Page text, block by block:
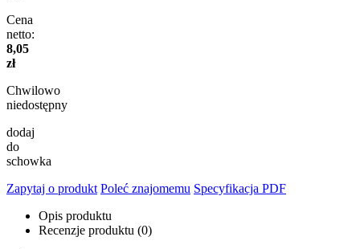
Cena
netto:
8,05
zł
Chwilowo
niedostępny
dodaj
do
schowka
Zapytaj o produkt Poleć znajomemu Specyfikacja PDF
Opis produktu
Recenzje produktu (0)